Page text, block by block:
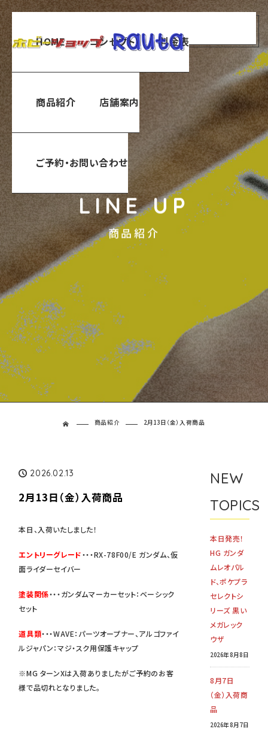
HOME コンセプト 料金表
商品紹介 店舗案内
ご予約・お問い合わせ
LINE UP
商品紹介
ホーム 商品紹介 2月13日（金）入荷商品
2026.02.13
2月13日（金）入荷商品
本日、入荷いたしました！
エントリーグレード・・・RX-78F00/E ガンダム、仮
面ライダーセイバー
塗装関係・・・ガンダムマーカーセット：ベーシック
セット
道具類・・・WAVE：パーツオープナー、アルゴファイ
ルジャパン：マジ・スク用保護キャップ
※MG ターンXは入荷ありましたがご予約のお客
様で品切れとなりました。
NEW
TOPICS
本日発売！
HG ガンダ
ムレオパル
ド、ポケプラ
セレクトシ
リーズ 黒い
メガレック
ウザ
2026年8月8日
8月7日
（金）入荷商
品
2026年8月7日